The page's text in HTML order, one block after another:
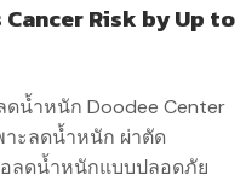
Risk by Up to
ดน้ำหนัก Doodee Center
าะลดน้ำหนัก ผ่าตัด
อลดน้ำหนักแบบปลอดภัย